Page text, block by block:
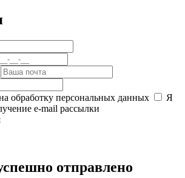
обработку персональных данных
Я
e-mail рассылки
отправлено